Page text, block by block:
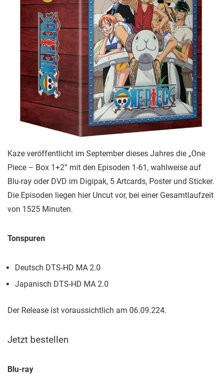
Kaze veröffentlicht im September dieses Jahres die „One
Piece – Box 1+2“ mit den Episoden 1-61, wahlweise auf
Blu-ray oder DVD im Digipak, 5 Artcards, Poster und Sticker.
Die Episoden liegen hier Uncut vor, bei einer Gesamtlaufzeit
von 1525 Minuten.
Tonspuren
Deutsch DTS-HD MA 2.0
Japanisch DTS-HD MA 2.0
Der Release ist voraussichtlich am 06.09.224.
Jetzt bestellen
Blu-ray